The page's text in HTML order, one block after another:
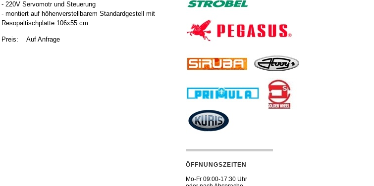
- 220V Servomotr und Steuerung
- montiert auf höhenverstellbarem Standardgestell mit
Resopaltischplatte 106x55 cm
Auf Anfrage
Preis:
ÖFFNUNGSZEITEN
Mo-Fr 09:00-17:30 Uhr